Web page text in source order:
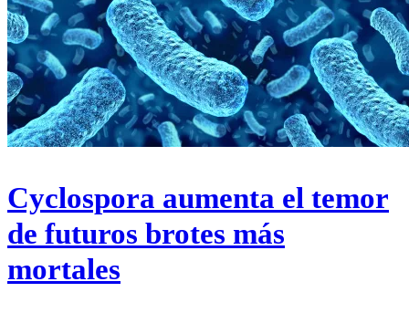
Cyclospora aumenta el temor
de futuros brotes más
mortales